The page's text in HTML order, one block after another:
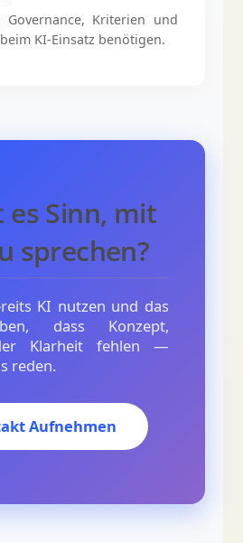
Kriterien und
KI-Einsatz benötigen.
es Sinn, mit
sprechen?
KI nutzen und das
dass Konzept,
Klarheit fehlen —
reden.
Aufnehmen